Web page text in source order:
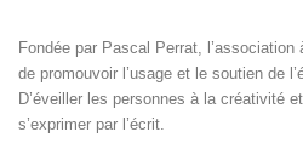
Fondée par Pascal Perrat,
de promouvoir l’usage et le soutien de
D’éveiller les personnes à la créativité
s’exprimer par l’écrit.